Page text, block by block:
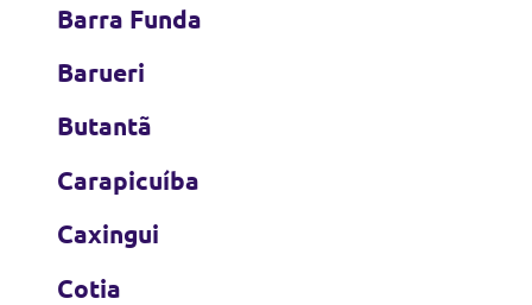
Barra Funda
Barueri
Butantã
Carapicuíba
Caxingui
Cotia